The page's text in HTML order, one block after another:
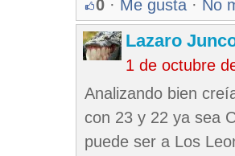
0 · Me gusta · No
Lazaro
1 de octubre
Analizando bien
con 23 y 22 ya sea
puede ser a Los